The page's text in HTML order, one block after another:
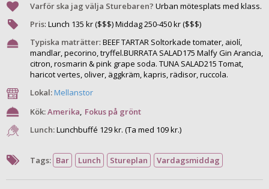
Varför ska jag välja Sturebaren? Urban mötesplats med klass.
Pris: Lunch 135 kr ($$$) Middag250-450kr ($$$)
Typiska maträtter: BEEF TARTAR Soltorkade tomater, aiolí,
mandlar, pecorino, tryffel.BURRATA SALAD175 Malfy Gin Arancia,
citron, rosmarin & pink grape soda. TUNA SALAD215 Tomat,
haricot vertes, oliver, äggkräm, kapris, rädisor, ruccola.
Lokal:Mellanstor
Kök:Amerika, Fokus på grönt
Lunch:Lunchbuffé 129 kr. (Ta med 109 kr.)
Tags: Bar Lunch Stureplan Vardagsmiddag